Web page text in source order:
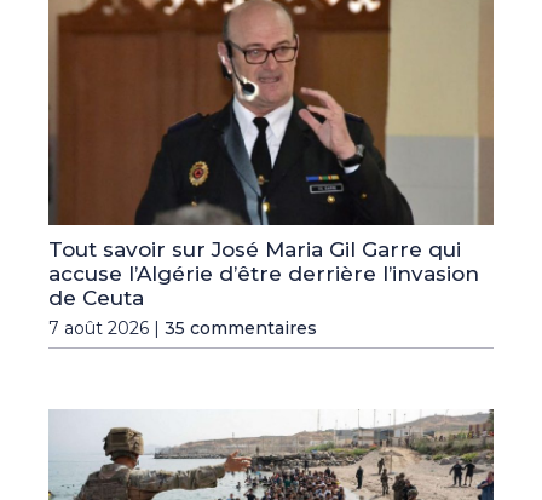
Tout savoir sur José Maria Gil Garre qui
accuse l’Algérie d’être derrière l’invasion
de Ceuta
7 août 2026 | 35 commentaires